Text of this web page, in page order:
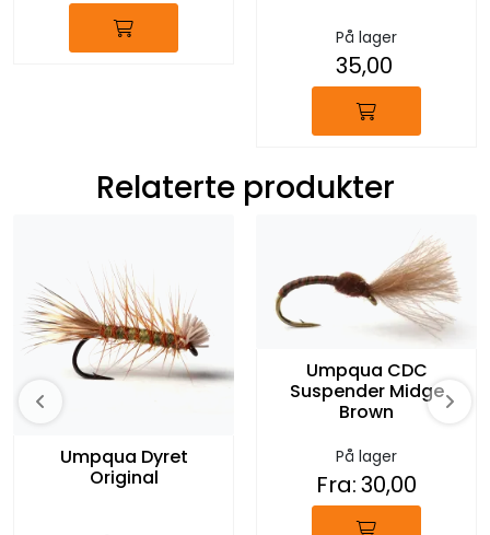
På lager
35,00
Relaterte produkter
Umpqua Dyret
Original
Umpqua CDC
Suspender Midge
Brown
På lager
Fra:30,00